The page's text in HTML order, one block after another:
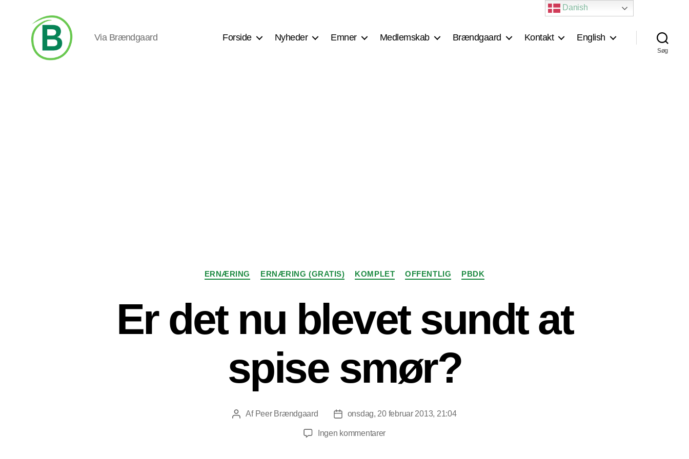
Via Brændgaard Forside Nyheder Emner Medlemskab Brændgaard Kontakt English
Søg
Kategorier
ERNÆRING ERNÆRING (GRATIS) KOMPLET OFFENTLIG PBDK
Er det nu blevet sundt at
spise smør?
Indlægsforfatter
Af Peer Brændgaard Indlægsdato
onsdag, 20 februar 2013, 21:04
Ingen kommentarertil
Danish